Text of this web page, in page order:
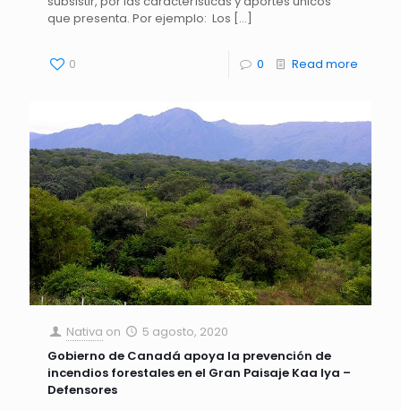
que presenta. Por ejemplo: Los […]
0 0 Read more
Nativa on
5 agosto, 2020
Gobierno de Canadá apoya la prevención de
incendios forestales en el Gran Paisaje Kaa Iya –
Defensores